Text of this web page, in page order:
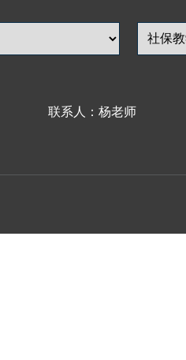
联系人：杨老师